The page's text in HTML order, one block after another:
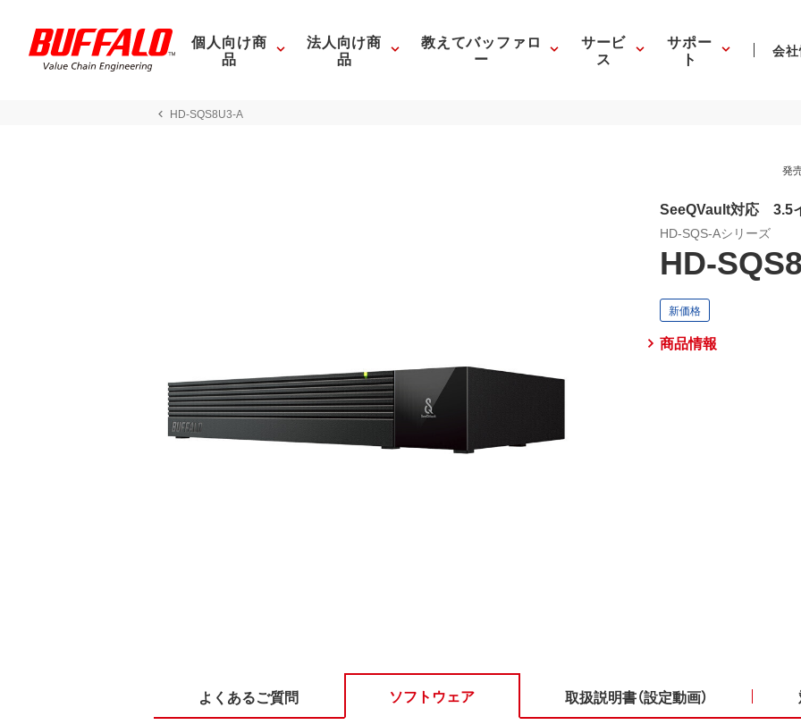
個人向け商
品
法人向け商
品
教えてバッファロ
ー
サービ
ス
サポー
ト 会
HD-SQS8U3-A
発
SeeQVault対応 3.5
HD-SQS-Aシリーズ
HD-
商品情報
よくあるご質問 ソフトウェア 取扱説明書（設定動画）